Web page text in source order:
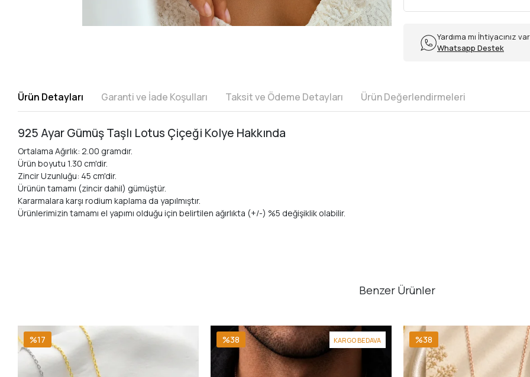
Yardıma mı İhtiyacınız
Whatsapp Destek
Ürün Detayları Garanti ve İade Koşulları Taksit ve Ödeme Detayları Ürün Değerlendirmeleri
925 Ayar Gümüş Taşlı Lotus Çiçeği Kolye Hakkında
Ortalama Ağırlık: 2.00 gramdır.
Ürün boyutu 1.30 cm'dir.
Zincir Uzunluğu: 45 cm'dir.
Ürünün tamamı (zincir dahil) gümüştür.
Kararmalara karşı rodium kaplama da yapılmıştır.
Ürünlerimizin tamamı el yapımı olduğu için belirtilen ağırlıkta (+/-) %5 değişiklik olabilir.
Benzer Ürünler
%17 KARGO BEDAVA
%38 %38